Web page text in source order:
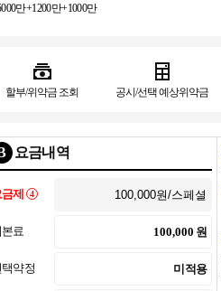
만+1200만+1000만
할부/위약금 조회 공시/선택 예상위약금
요금내역
제 4
본료 원
약정 미적용